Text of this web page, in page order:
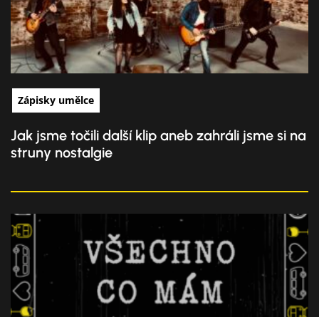
Zápisky umělce
Jak jsme točili další klip aneb zahráli jsme si na
struny nostalgie